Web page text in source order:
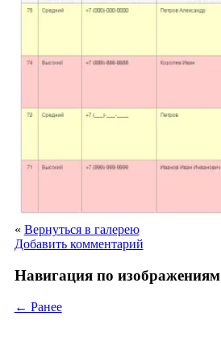
« Вернуться в галерею
Добавить комментарий
Навигация по изображениям
← Ранее